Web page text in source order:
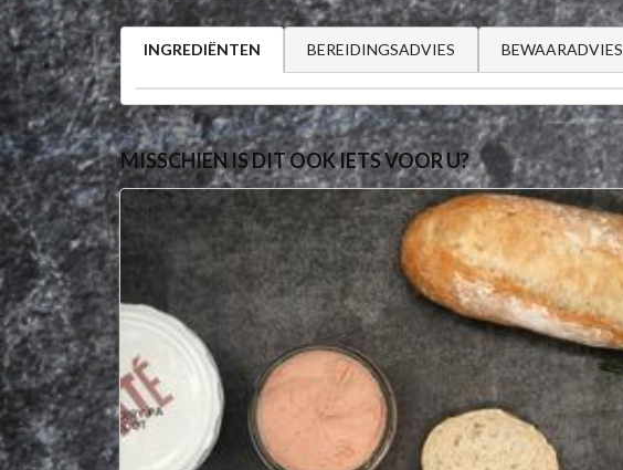
INGREDIËNTEN BEREIDINGSADVIES BEWAARADVIES
MISSCHIEN IS DIT OOK IETS VOOR U?